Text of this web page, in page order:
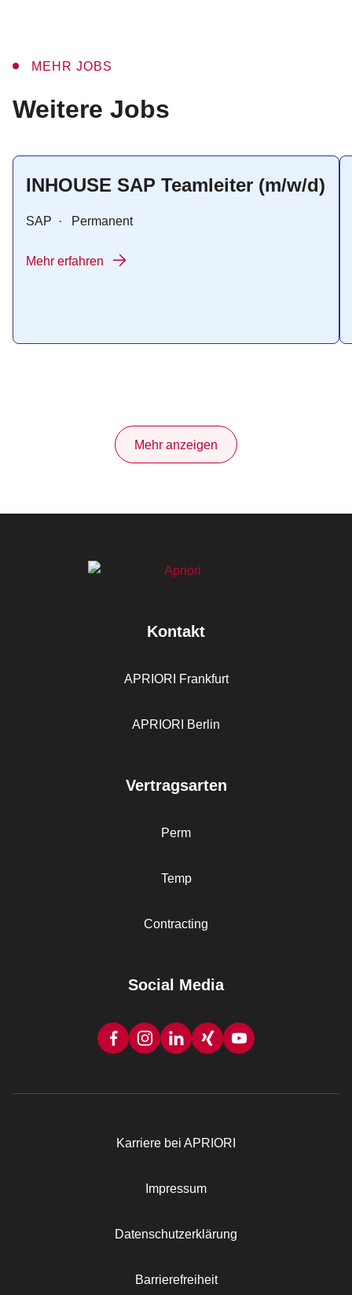
MEHR JOBS
:
Weitere Jobs
INHOUSE SAP Teamleiter (m/w/d)
SAP · Permanent
Mehr erfahren
Mehr anzeigen
Kontakt
APRIORI Frankfurt
APRIORI Berlin
Vertragsarten
Perm
Temp
Contracting
Social Media
Karriere bei APRIORI
Impressum
Datenschutzerklärung
Barrierefreiheit